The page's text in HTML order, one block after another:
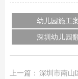
幼儿园施工
深圳幼儿园
上一篇： 深圳市南山